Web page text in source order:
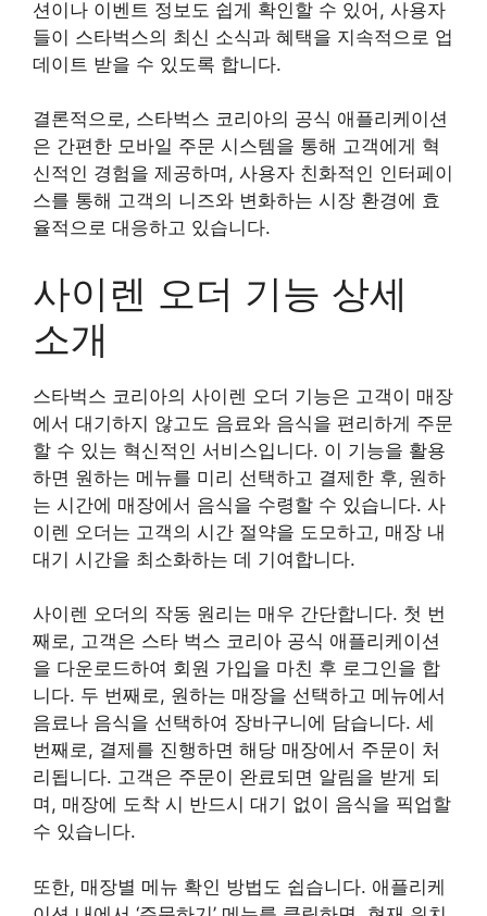
션이나 이벤트 정보도 쉽게 확인할 수 있어, 사용자
들이 스타벅스의 최신 소식과 혜택을 지속적으로 업
데이트 받을 수 있도록 합니다.
결론적으로, 스타벅스 코리아의 공식 애플리케이션
은 간편한 모바일 주문 시스템을 통해 고객에게 혁
신적인 경험을 제공하며, 사용자 친화적인 인터페이
스를 통해 고객의 니즈와 변화하는 시장 환경에 효
율적으로 대응하고 있습니다.
사이렌 오더 기능 상세
소개
스타벅스 코리아의 사이렌 오더 기능은 고객이 매장
에서 대기하지 않고도 음료와 음식을 편리하게 주문
할 수 있는 혁신적인 서비스입니다. 이 기능을 활용
하면 원하는 메뉴를 미리 선택하고 결제한 후, 원하
는 시간에 매장에서 음식을 수령할 수 있습니다. 사
이렌 오더는 고객의 시간 절약을 도모하고, 매장 내
대기 시간을 최소화하는 데 기여합니다.
사이렌 오더의 작동 원리는 매우 간단합니다. 첫 번
째로, 고객은 스타 벅스 코리아 공식 애플리케이션
을 다운로드하여 회원 가입을 마친 후 로그인을 합
니다. 두 번째로, 원하는 매장을 선택하고 메뉴에서
음료나 음식을 선택하여 장바구니에 담습니다. 세
번째로, 결제를 진행하면 해당 매장에서 주문이 처
리됩니다. 고객은 주문이 완료되면 알림을 받게 되
며, 매장에 도착 시 반드시 대기 없이 음식을 픽업할
수 있습니다.
또한, 매장별 메뉴 확인 방법도 쉽습니다. 애플리케